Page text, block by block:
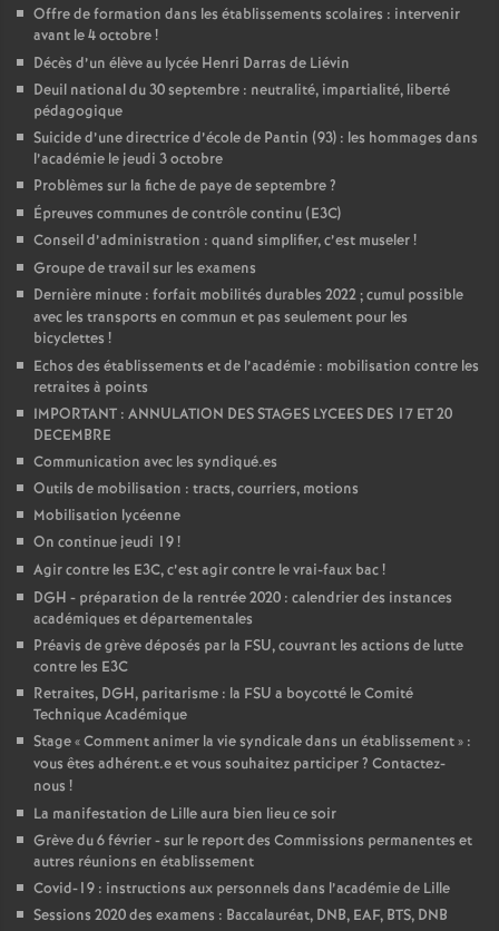
Offre de formation dans les établissements scolaires : intervenir
avant le 4 octobre!
Décès d’un élève au lycée Henri Darras de Liévin
Deuil national du 30 septembre : neutralité, impartialité, liberté
pédagogique
Suicide d’une directrice d’école de Pantin (93) : les hommages dans
l’académie le jeudi 3 octobre
Problèmes sur la fiche de paye de septembre?
Épreuves communes de contrôle continu (E3C)
Conseil d’administration : quand simplifier, c’est museler!
Groupe de travail sur les examens
Dernière minute : forfait mobilités durables 2022; cumul possible
avec les transports en commun et pas seulement pour les
bicyclettes !
Echos des établissements et de l’académie : mobilisation contre les
retraites à points
IMPORTANT : ANNULATION DES STAGES LYCEES DES 17 ET 20
DECEMBRE
Communication avec les syndiqué.es
Outils de mobilisation : tracts, courriers, motions
Mobilisation lycéenne
On continue jeudi 19!
Agir contre les E3C, c’est agir contre le vrai-faux bac!
DGH - préparation de la rentrée 2020 : calendrier des instances
académiques et départementales
Préavis de grève déposés par la FSU, couvrant les actions de lutte
contre les E3C
Retraites, DGH, paritarisme : la FSU a boycotté le Comité
Technique Académique
Stage «Comment animer la vie syndicale dans un établissement» :
vous êtes adhérent.e et vous souhaitez participer? Contactez-
nous !
La manifestation de Lille aura bien lieu ce soir
Grève du 6 février - sur le report des Commissions permanentes et
autres réunions en établissement
Covid-19 : instructions aux personnels dans l’académie de Lille
Sessions 2020 des examens : Baccalauréat, DNB, EAF, BTS, DNB